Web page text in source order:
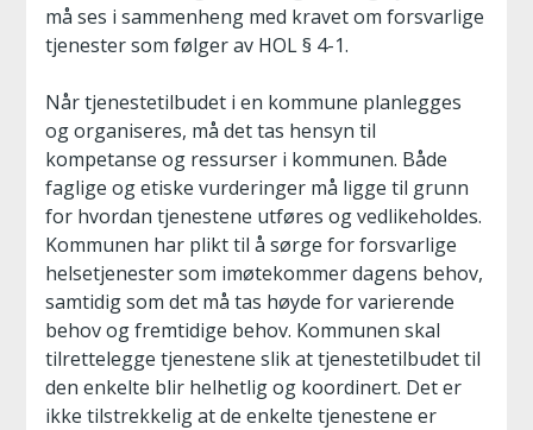
må ses i sammenheng med kravet om forsvarlige
tjenester som følger av HOL § 4-1.
Når tjenestetilbudet i en kommune planlegges
og organiseres, må det tas hensyn til
kompetanse og ressurser i kommunen. Både
faglige og etiske vurderinger må ligge til grunn
for hvordan tjenestene utføres og vedlikeholdes.
Kommunen har plikt til å sørge for forsvarlige
helsetjenester som imøtekommer dagens behov,
samtidig som det må tas høyde for varierende
behov og fremtidige behov. Kommunen skal
tilrettelegge tjenestene slik at tjenestetilbudet til
den enkelte blir helhetlig og koordinert. Det er
ikke tilstrekkelig at de enkelte tjenestene er